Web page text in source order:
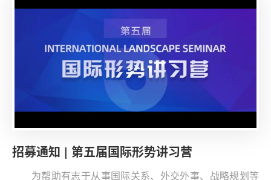
志着技术生态、技术市场、技术供应链等结构性技术权力
正成为技术政治竞争的新战场。
招募通知 | 第五届国际形势讲习营
为帮助有志于从事国际关系、外交外事、战略规划等